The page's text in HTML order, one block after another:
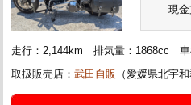
現
走行：2,144km 排気量：1868cc
取扱販売店： 武田自販 （愛媛県北宇